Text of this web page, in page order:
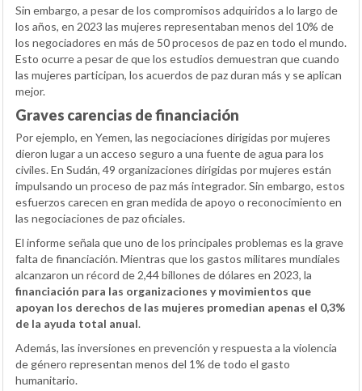
Sin embargo, a pesar de los compromisos adquiridos a lo largo de
los años, en 2023 las mujeres representaban menos del 10% de
los negociadores en más de 50 procesos de paz en todo el mundo.
Esto ocurre a pesar de que los estudios demuestran que cuando
las mujeres participan, los acuerdos de paz duran más y se aplican
mejor.
Graves carencias de financiación
Por ejemplo, en Yemen, las negociaciones dirigidas por mujeres
dieron lugar a un acceso seguro a una fuente de agua para los
civiles. En Sudán, 49 organizaciones dirigidas por mujeres están
impulsando un proceso de paz más integrador. Sin embargo, estos
esfuerzos carecen en gran medida de apoyo o reconocimiento en
las negociaciones de paz oficiales.
El informe señala que uno de los principales problemas es la grave
falta de financiación. Mientras que los gastos militares mundiales
alcanzaron un récord de 2,44 billones de dólares en 2023, la
financiación para las organizaciones y movimientos que
apoyan los derechos de las mujeres promedian apenas el 0,3%
de la ayuda total anual.
Además, las inversiones en prevención y respuesta a la violencia
de género representan menos del 1% de todo el gasto
humanitario.